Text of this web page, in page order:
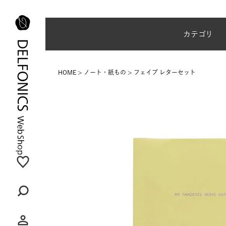
カテゴリ
HOME ノート・紙もの フェイブ レターセット